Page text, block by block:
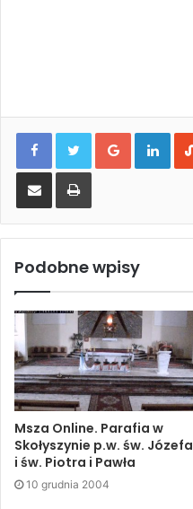
Google+ LinkedIn
Podobne wpisy
Msza Online. Parafia w
Skołyszynie p.w. św. Józefa
i św. Piotra i Pawła
10 grudnia 2004